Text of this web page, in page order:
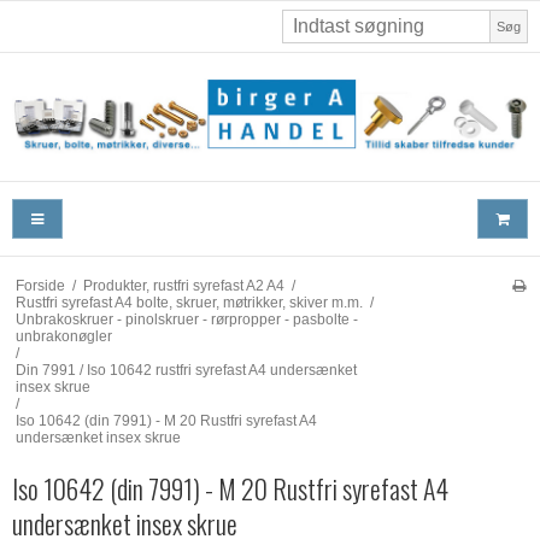
Søg
Forside / Produkter, rustfri syrefast A2 A4 /
Rustfri syrefast A4 bolte, skruer, møtrikker, skiver m.m. /
Unbrakoskruer - pinolskruer - rørpropper - pasbolte -
unbrakonøgler
/
Din 7991 / Iso 10642 rustfri syrefast A4 undersænket
insex skrue
/
Iso 10642 (din 7991) - M 20 Rustfri syrefast A4
undersænket insex skrue
Iso 10642 (din 7991) - M 20 Rustfri syrefast A4
undersænket insex skrue